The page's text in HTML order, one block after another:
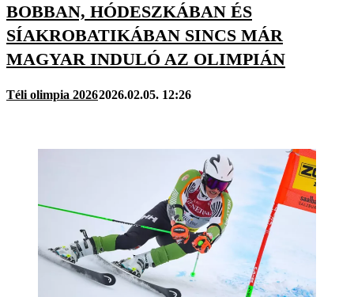
BOBBAN, HÓDESZKÁBAN ÉS
SÍAKROBATIKÁBAN SINCS MÁR
MAGYAR INDULÓ AZ OLIMPIÁN
Téli olimpia 20262026.02.05. 12:26